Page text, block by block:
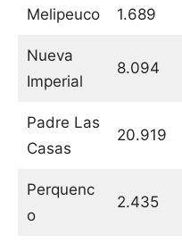
Melipeuco 1.689
Nueva
Imperial
8.094
Padre Las
Casas
20.919
Perquenc
o
2.435